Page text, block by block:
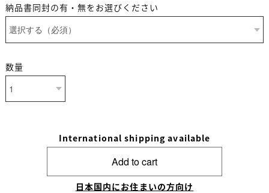
納品書同封の有・無をお選びください
数量
International shipping available
Add to cart
日本国内にお住まいの方向け